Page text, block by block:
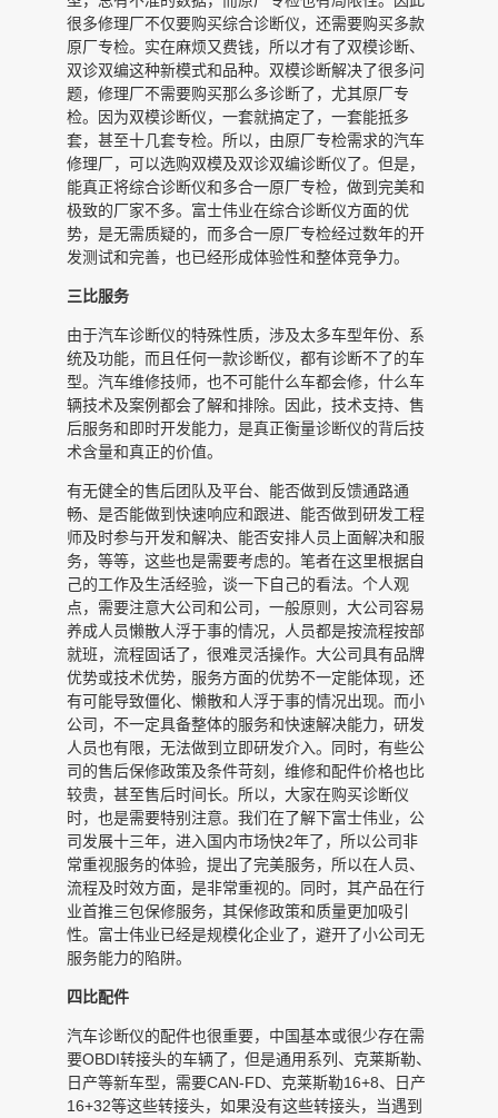
很多修理厂不仅要购买综合诊断仪，还需要购买多款
原厂专检。实在麻烦又费钱，所以才有了双模诊断、
双诊双编这种新模式和品种。双模诊断解决了很多问
题，修理厂不需要购买那么多诊断了，尤其原厂专
检。因为双模诊断仪，一套就搞定了，一套能抵多
套，甚至十几套专检。所以，由原厂专检需求的汽车
修理厂，可以选购双模及双诊双编诊断仪了。但是，
能真正将综合诊断仪和多合一原厂专检，做到完美和
极致的厂家不多。富士伟业在综合诊断仪方面的优
势，是无需质疑的，而多合一原厂专检经过数年的开
发测试和完善，也已经形成体验性和整体竞争力。
三比服务
由于汽车诊断仪的特殊性质，涉及太多车型年份、系
统及功能，而且任何一款诊断仪，都有诊断不了的车
型。汽车维修技师，也不可能什么车都会修，什么车
辆技术及案例都会了解和排除。因此，技术支持、售
后服务和即时开发能力，是真正衡量诊断仪的背后技
术含量和真正的价值。
有无健全的售后团队及平台、能否做到反馈通路通
畅、是否能做到快速响应和跟进、能否做到研发工程
师及时参与开发和解决、能否安排人员上面解决和服
务，等等，这些也是需要考虑的。笔者在这里根据自
己的工作及生活经验，谈一下自己的看法。个人观
点，需要注意大公司和公司，一般原则，大公司容易
养成人员懒散人浮于事的情况，人员都是按流程按部
就班，流程固话了，很难灵活操作。大公司具有品牌
优势或技术优势，服务方面的优势不一定能体现，还
有可能导致僵化、懒散和人浮于事的情况出现。而小
公司，不一定具备整体的服务和快速解决能力，研发
人员也有限，无法做到立即研发介入。同时，有些公
司的售后保修政策及条件苛刻，维修和配件价格也比
较贵，甚至售后时间长。所以，大家在购买诊断仪
时，也是需要特别注意。我们在了解下富士伟业，公
司发展十三年，进入国内市场快2年了，所以公司非
常重视服务的体验，提出了完美服务，所以在人员、
流程及时效方面，是非常重视的。同时，其产品在行
业首推三包保修服务，其保修政策和质量更加吸引
性。富士伟业已经是规模化企业了，避开了小公司无
服务能力的陷阱。
四比配件
汽车诊断仪的配件也很重要，中国基本或很少存在需
要OBDI转接头的车辆了，但是通用系列、克莱斯勒、
日产等新车型，需要CAN-FD、克莱斯勒16+8、日产
16+32等这些转接头，如果没有这些转接头，当遇到